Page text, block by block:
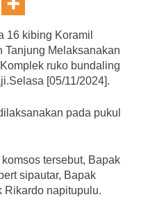
16 kibing Koramil
Tanjung Melaksanakan
ruko bundaling
[05/11/2024].
pada pukul
tersebut, Bapak
sipautar, Bapak
Rikardo napitupulu.